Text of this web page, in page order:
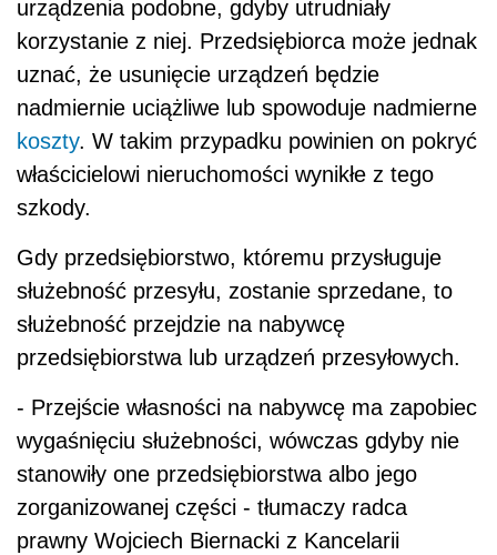
urządzenia podobne, gdyby utrudniały
korzystanie z niej. Przedsiębiorca może jednak
uznać, że usunięcie urządzeń będzie
nadmiernie uciążliwe lub spowoduje nadmierne
koszty. W takim przypadku powinien on pokryć
właścicielowi nieruchomości wynikłe z tego
szkody.
Gdy przedsiębiorstwo, któremu przysługuje
służebność przesyłu, zostanie sprzedane, to
służebność przejdzie na nabywcę
przedsiębiorstwa lub urządzeń przesyłowych.
- Przejście własności na nabywcę ma zapobiec
wygaśnięciu służebności, wówczas gdyby nie
stanowiły one przedsiębiorstwa albo jego
zorganizowanej części - tłumaczy radca
prawny Wojciech Biernacki z Kancelarii